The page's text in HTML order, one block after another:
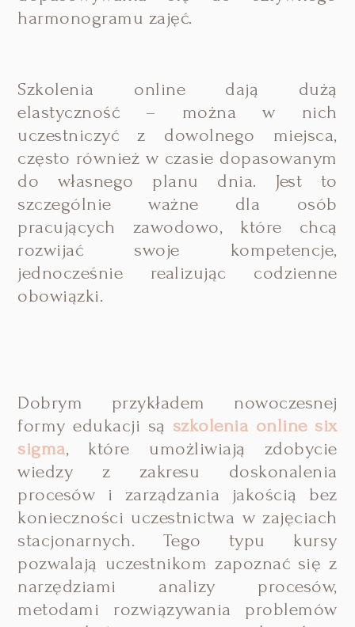
harmonogramu zajęć.
Szkolenia online dają dużą
elastyczność – można w nich
uczestniczyć z dowolnego miejsca,
często również w czasie dopasowanym
do własnego planu dnia. Jest to
szczególnie ważne dla osób
pracujących zawodowo, które chcą
rozwijać swoje kompetencje,
jednocześnie realizując codzienne
obowiązki.
Dobrym przykładem nowoczesnej
formy edukacji są szkolenia online six
sigma, które umożliwiają zdobycie
wiedzy z zakresu doskonalenia
procesów i zarządzania jakością bez
konieczności uczestnictwa w zajęciach
stacjonarnych. Tego typu kursy
pozwalają uczestnikom zapoznać się z
narzędziami analizy procesów,
metodami rozwiązywania problemów